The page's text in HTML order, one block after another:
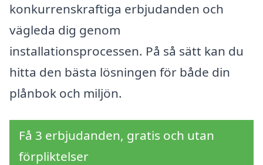
konkurrenskraftiga erbjudanden och
vägleda dig genom
installationsprocessen. På så sätt kan du
hitta den bästa lösningen för både din
plånbok och miljön.
Få 3 erbjudanden, gratis och utan
förpliktelser